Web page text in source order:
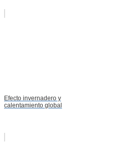
Efecto invernadero y
calentamiento global